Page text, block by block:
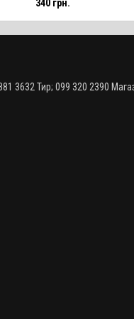
5.6 мм,
мм)
3632 Тир; 099 320 2390